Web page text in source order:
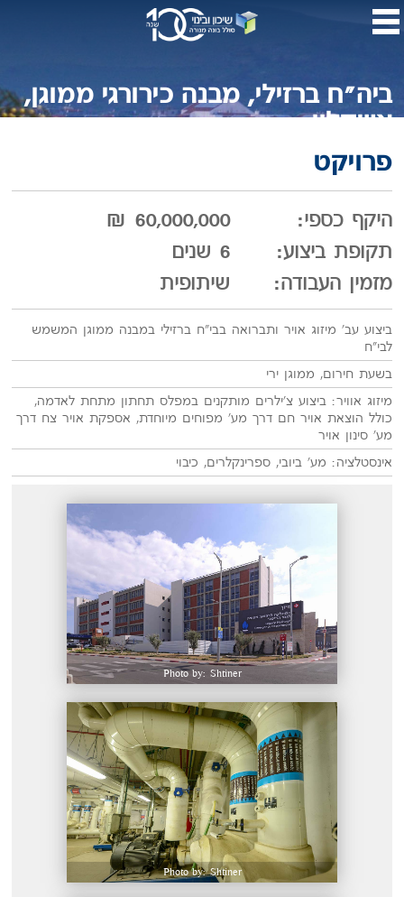
ביה"ח ברזילי, מבנה כירורגי ממוגן,
אשקלון
פרויקט
היקף כספי:
60,000,000 ₪
תקופת ביצוע:
6 שנים
מזמין העבודה:
שיתופית
ביצוע עב' מיזוג אויר ותברואה בבי"ח ברזילי במבנה ממוגן המשמש
לבי"ח
בשעת חירום, ממוגן ירי
מיזוג אוויר: ביצוע צ'ילרים מותקנים במפלס תחתון מתחת לאדמה,
כולל הוצאת אויר חם דרך מע' מפוחים מיוחדת, אספקת אויר צח דרך
מע' סינון אויר
אינסטלציה: מע' ביובי, ספרינקלרים, כיבוי
Photo by: Shtiner
Photo by: Shtiner